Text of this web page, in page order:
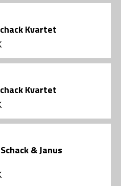
Kvartet
Kvartet
& Janus